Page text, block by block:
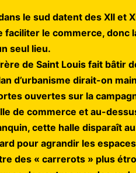
le sud datent des XII et
faciliter le commerce,
seul lieu.
de Saint Louis fait bâtir
d’urbanisme dirait-on
ouvertes sur la
de commerce et au-
cette halle disparaît
pour agrandir les
des « carrerots » plus